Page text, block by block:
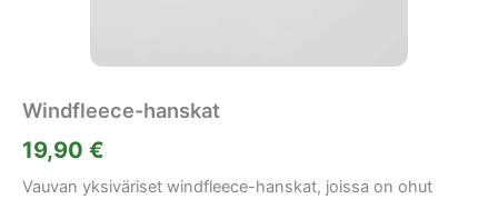
Windfleece-hanskat
19,90 €
Vauvan yksiväriset windfleece-hanskat, joissa on ohut